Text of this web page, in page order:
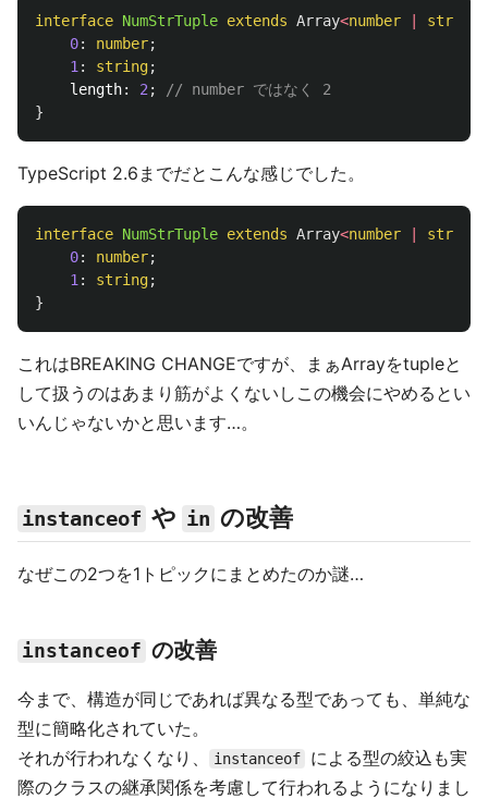
interface NumStrTuple extends Array<number string
0: number;
1 : string;
length: 2 ;
// number ではなく 2
}
TypeScript 2.6までだとこんな感じでした。
interface NumStrTuple extends Array<number string
0: number;
1 : string;
}
これはBREAKING CHANGEですが、まぁArrayをtupleと
して扱うのはあまり筋がよくないしこの機会にやめるとい
いんじゃないかと思います…。
instanceof や in の改善
なぜこの2つを1トピックにまとめたのか謎…
instanceof の改善
今まで、構造が同じであれば異なる型であっても、単純な
型に簡略化されていた。
それが行われなくなり、
instanceof
による型の絞込も実
際のクラスの継承関係を考慮して行われるようになりまし